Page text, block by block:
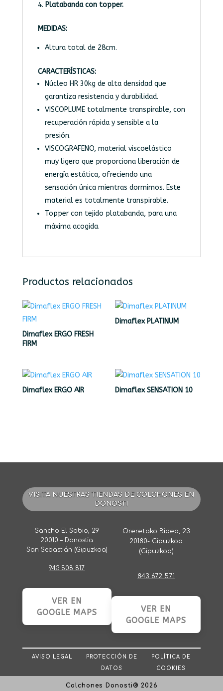
Platabanda con topper.
MEDIDAS:
Altura total de 28cm.
CARACTERÍSTICAS:
Núcleo HR 30kg de alta densidad que
garantiza resistencia y durabilidad.
VISCOPLUME totalmente transpirable, con
recuperación rápida y sensible a la
presión.
VISCOGRAFENO, material viscoelástico
muy ligero que proporciona liberación de
energía estática, ofreciendo una
sensación única mientras dormimos. Este
material es totalmente transpirable.
Topper con tejido platabanda, para una
máxima acogida.
Productos relacionados
Dimaflex ERGO FRESH
FIRM
Dimaflex PLATINUM
Dimaflex ERGO AIR Dimaflex SENSATION 10
VISITA NUESTRAS TIENDAS DE COLCHONES EN
DONOSTI
Sancho El Sabio, 29
20010 – Donostia
San Sebastián (Gipuzkoa)
943 508 817
VER EN
GOOGLE MAPS
Oreretako Bidea, 23
20180- Gipuzkoa
(Gipuzkoa)
843 672 571
VER EN
GOOGLE MAPS
AVISO LEGAL PROTECCIÓN DE
DATOS
POLÍTICA DE
COOKIES
Colchones Donosti® 2026